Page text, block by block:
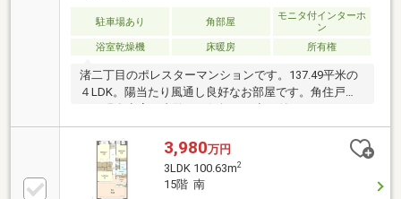
駐車場あり 角部屋
モニタ付インターホ
ン
浴室乾燥機
床暖房 所有権
渚二丁目のポレスターマンションです。137.49平米の
４LDK。陽当たり風通し良好なお部屋です。角住戸で
（設備・仕様）・全室ペアガラス・キッチンに食器洗
い乾燥機・リビングダイニングに床暖房・ペット飼育
可（使用細則あり）・駐車場一台無償・トランクルー
3,980万円
3LDK 100.63m2
15階 南